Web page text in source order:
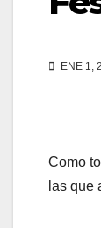
ENE 1,
Como
las que